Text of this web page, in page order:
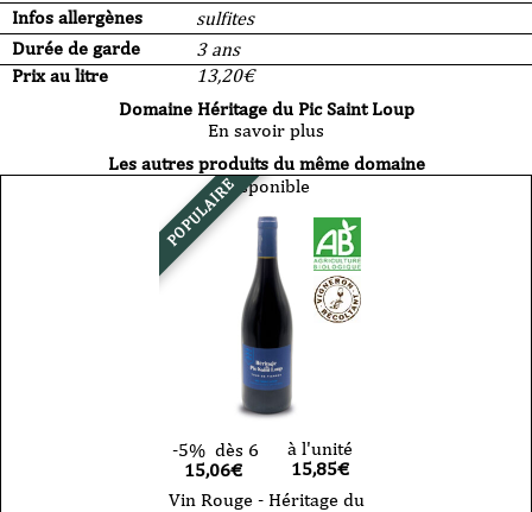
Infos allergènes
sulfites
Durée de garde
3 ans
Prix au litre
13,20€
Domaine Héritage du Pic Saint Loup
En savoir plus
Les autres produits du même domaine
POPULAIREDisponible
-5% dès 6
15,06€
à l'unité
15,85€
Vin Rouge - Héritage du